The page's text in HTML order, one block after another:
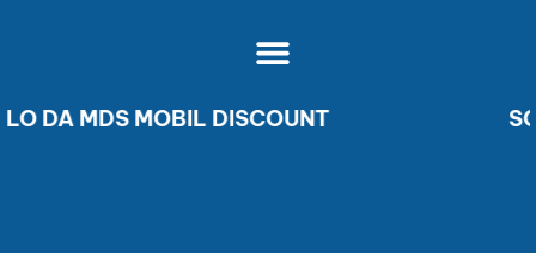
SCONTI DAL 50 AL 70% SOLO DA MDS MOBIL
MDS MOBIL DISCOUNT